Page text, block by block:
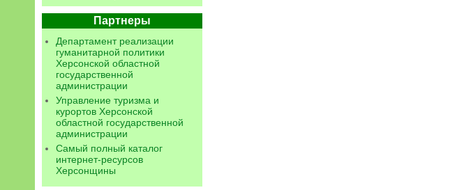
Партнеры
Департамент реализации
гуманитарной политики
Херсонской областной
государственной
администрации
Управление туризма и
курортов Херсонской
областной государственной
администрации
Самый полный каталог
интернет-ресурсов
Херсонщины